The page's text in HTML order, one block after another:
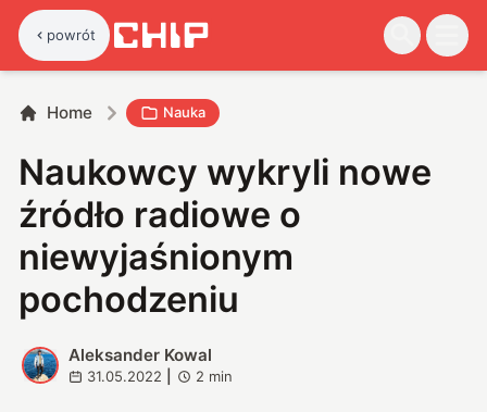
powrót
Home Nauka
Naukowcy wykryli nowe
źródło radiowe o
niewyjaśnionym
pochodzeniu
A
Aleksander Kowal
31.05.2022 2 min